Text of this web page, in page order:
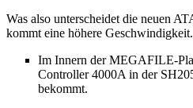
Was also unterscheidet die neuen
kommt eine höhere
Im Innern der MEGAFILE-
Controller 4000A in der
bekommt.